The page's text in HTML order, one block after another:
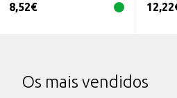
8,52€ 12,22
Os mais vendidos